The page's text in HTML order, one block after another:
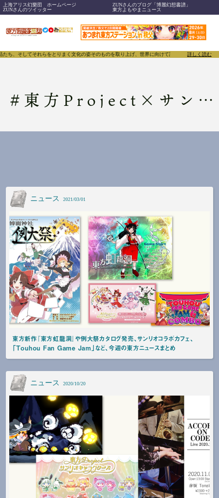
上海アリス幻樂団 ホームページ
ZUNさんのブログ「博麗幻想書譜」
ZUNさんのツイッター
東方よもやまニュース
そしてそれらをとりまく文化の姿そのものを取り上げ、世界に向けて誇らしく発信すること
詳しく読む
# 東方Project×サンリオキャラクターズ
ニュース 2021/03/01
東方新作『東方虹龍洞』や例大祭カタログ発売、サンリオコラボカフェ、
「Touhou Fan Game Jam」など、今週の東方ニュースまとめ
ニュース 2020/10/20